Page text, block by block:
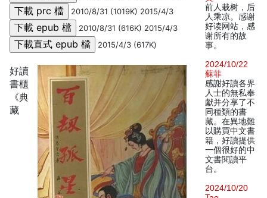
2010/8/31 (1019K) 2015/4/3
2010/8/31 (616K) 2015/4/3
2015/4/3 (617K)
好讀
書櫃
《典
藏
前人栽树，后
人乘凉。感谢
好读网站，感
谢所有的故
事。
2024/10/22
蘇菲
感謝好讀各界
人士的無私奉
獻并分享了不
同種類的書
藏。在異地難
以購買中文書
籍，好讀提供
一個很好的中
文書閱讀平
台。
2024/10/20